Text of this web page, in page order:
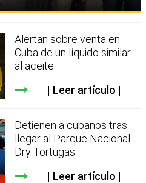
Alertan sobre venta en
Cuba de un líquido similar
al aceite
Leer artículo
Detienen a cubanos tras
llegar al Parque Nacional
Dry Tortugas
Leer artículo